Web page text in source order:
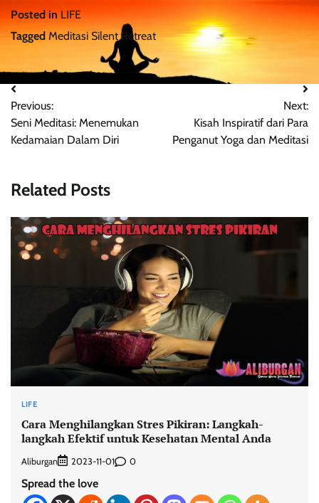
Posted inLIFE
Tagged Meditasi Silent Retreat
Post
navigation
Previous:
Seni Meditasi: Menemukan
Kedamaian Dalam Diri
Next:
Kisah Inspiratif dari Para
Penganut Yoga dan Meditasi
Related Posts
LIFE
Cara Menghilangkan Stres Pikiran: Langkah-
langkah Efektif untuk Kesehatan Mental Anda
Aliburgan 2023-11-01 0
Spread the love